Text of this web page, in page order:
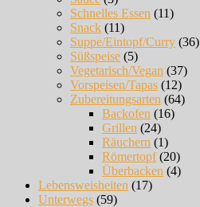
Schnelles Essen (11)
Snack (11)
Suppe/Eintopf/Curry (36)
Süßspeise (5)
Vegetarisch/Vegan (37)
Vorspeisen/Tapas (12)
Zubereitungsarten (64)
Backofen (16)
Grillen (24)
Räuchern (1)
Römertopf(20)
Überbacken (4)
Lebensweisheiten (17)
Unterwegs (59)